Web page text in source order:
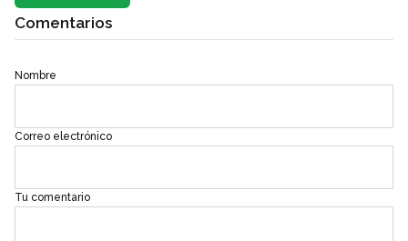
Comentarios
Nombre
Correo electrónico
Tu comentario